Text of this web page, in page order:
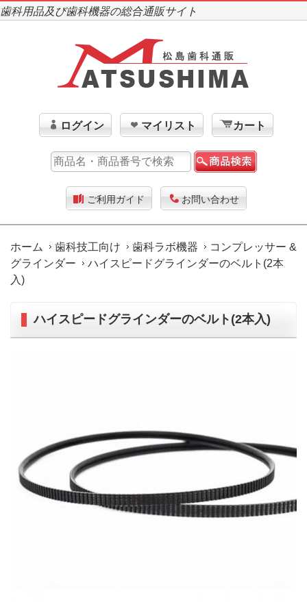
歯科用品及び歯科機器の総合通販サイト
ログイン マイリスト カート
ご利用ガイド お問い合わせ
ホーム 歯科技工向け 歯科ラボ機器
コンプレッサー &
グラインダー
ハイスピードグラインダーのベルト(2本
入)
ハイスピードグラインダーのベルト(2本入)